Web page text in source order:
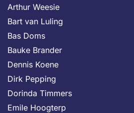
Arthur Weesie
Bart van Luling
Bas Doms
Bauke Brander
Dennis Koene
Dirk Pepping
Dorinda Timmers
Emile Hoogterp